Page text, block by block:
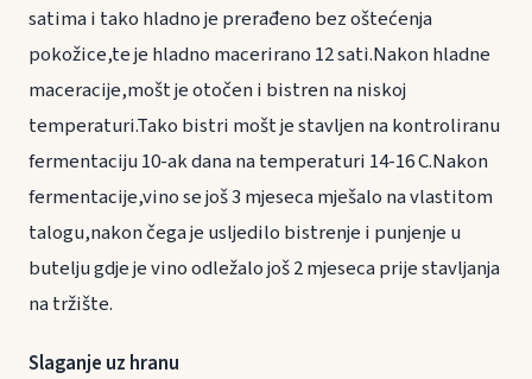
satima i tako hladno je prerađeno bez oštećenja
pokožice,te je hladno macerirano 12 sati.Nakon hladne
maceracije,mošt je otočen i bistren na niskoj
temperaturi.Tako bistri mošt je stavljen na kontroliranu
fermentaciju 10-ak dana na temperaturi 14-16 C.Nakon
fermentacije,vino se još 3 mjeseca mješalo na vlastitom
talogu,nakon čega je usljedilo bistrenje i punjenje u
butelju gdje je vino odležalo još 2 mjeseca prije stavljanja
na tržište.
Slaganje uz hranu